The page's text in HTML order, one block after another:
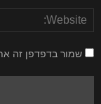
שמור בדפדפן זה